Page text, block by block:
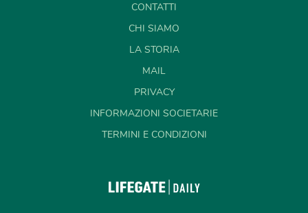
CONTATTI
CHI SIAMO
LA STORIA
MAIL
PRIVACY
INFORMAZIONI SOCIETARIE
TERMINI E CONDIZIONI